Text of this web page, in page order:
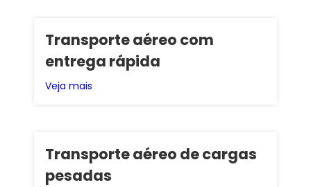
Transporte aéreo com
entrega rápida
Veja mais
Transporte aéreo de cargas
pesadas